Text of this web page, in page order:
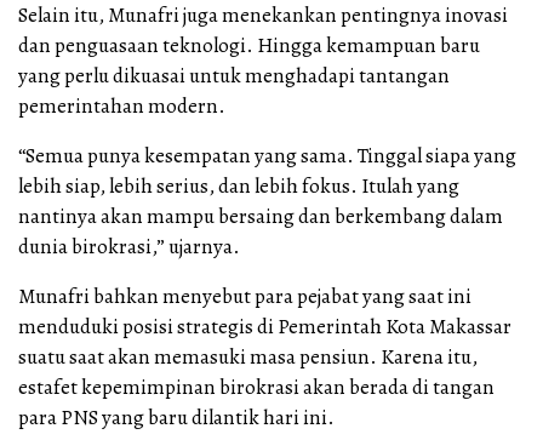
Selain itu, Munafri juga menekankan pentingnya inovasi
dan penguasaan teknologi. Hingga kemampuan baru
yang perlu dikuasai untuk menghadapi tantangan
pemerintahan modern.
“Semua punya kesempatan yang sama. Tinggal siapa yang
lebih siap, lebih serius, dan lebih fokus. Itulah yang
nantinya akan mampu bersaing dan berkembang dalam
dunia birokrasi,” ujarnya.
Munafri bahkan menyebut para pejabat yang saat ini
menduduki posisi strategis di Pemerintah Kota Makassar
suatu saat akan memasuki masa pensiun. Karena itu,
estafet kepemimpinan birokrasi akan berada di tangan
para PNS yang baru dilantik hari ini.